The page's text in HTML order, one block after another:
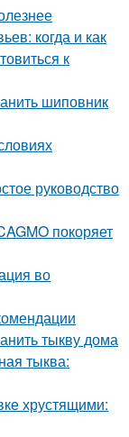
когда и как
к
шиповник
руководство
покоряет
во
тыкву дома
тыква:
хрустящими: